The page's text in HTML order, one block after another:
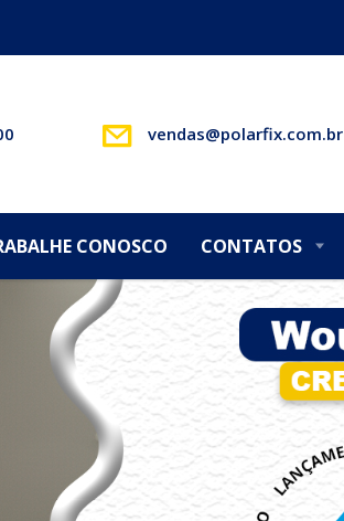
vendas@polarfix.com.br
CONOSCO CONTATOS